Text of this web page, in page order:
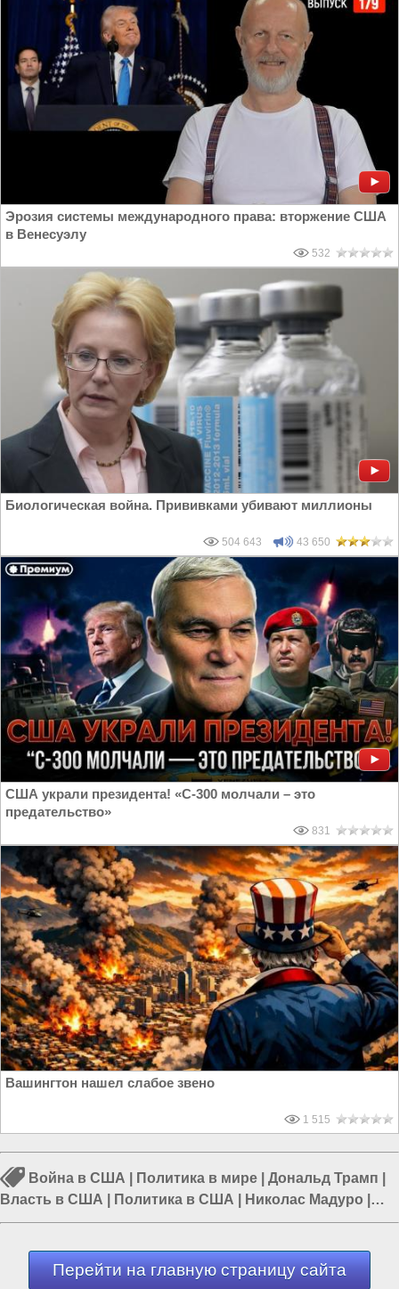
Эрозия системы международного права: вторжение США
в Венесуэлу
532
Биологическая война. Прививками убивают миллионы
504 643 43 650
США украли президента! «С-300 молчали – это
предательство»
831
Вашингтон нашел слабое звено
1 515
Война в США Политика в мире Дональд Трамп
Власть в США
Политика в США Николас Мадуро
Трамп в США
Перейти на главную страницу сайта